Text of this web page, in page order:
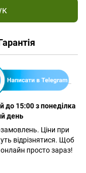
до 15:00 з понеділка
день
замовлень. Ціни при
відрізнятися. Щоб
просто зараз!